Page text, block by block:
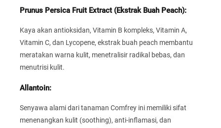
Prunus Persica Fruit Extract (Ekstrak Buah Peach):
Kaya akan antioksidan, Vitamin B kompleks, Vitamin A,
Vitamin C, dan Lycopene, ekstrak buah peach membantu
meratakan warna kulit, menetralisir radikal bebas, dan
menutrisi kulit.
Allantoin:
Senyawa alami dari tanaman Comfrey ini memiliki sifat
menenangkan kulit (soothing), anti-inflamasi, dan